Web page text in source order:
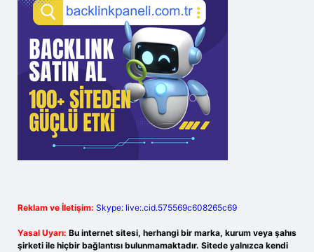
Reklam ve İletişim: Skype: live:.cid.575569c608265c69
Yasal Uyarı: Bu internet sitesi, herhangi bir marka, kurum veya şahıs
şirketi ile hiçbir bağlantısı bulunmamaktadır. Sitede yalnızca kendi